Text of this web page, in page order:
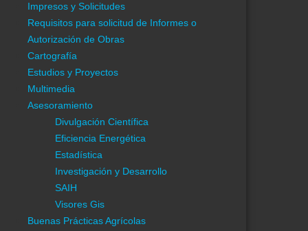
Impresos y Solicitudes
Requisitos para solicitud de Informes o
Autorización de Obras
Cartografía
Estudios y Proyectos
Multimedia
Asesoramiento
Divulgación Científica
Eficiencia Energética
Estadística
Investigación y Desarrollo
SAIH
Visores Gis
Buenas Prácticas Agrícolas
El tiempo (aemet)
Asesoramiento Riegos
SCRATS
Embalses cabecera del Tajo
Información General
Información C.R.C.C.
Estructura Agraria